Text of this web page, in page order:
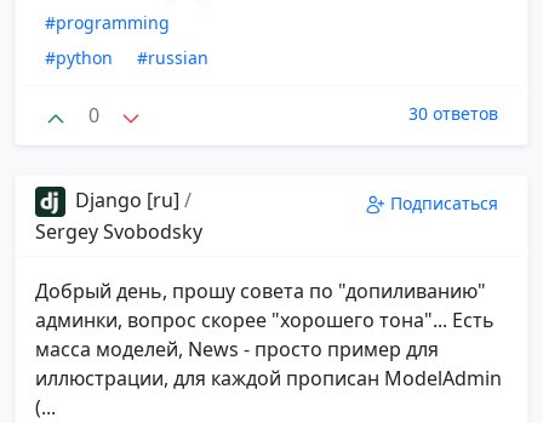
#programming
#python
#russian
0 30 ответов
Django [ru] /
Sergey Svobodsky
Подписаться
Добрый день, прошу совета по "допиливанию"
админки, вопрос скорее "хорошего тона"... Есть
масса моделей, News - просто пример для
иллюстрации, для каждой прописан ModelAdmin
(...